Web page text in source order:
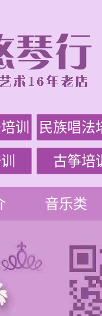
训 民族唱法
古筝培
音乐类